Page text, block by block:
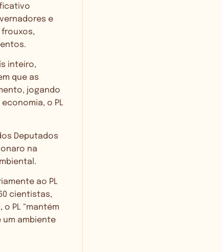
e
inteiro,
que as
jogando
o PL
Deputados
na
ao PL
cientistas,
PL “mantém
ambiente